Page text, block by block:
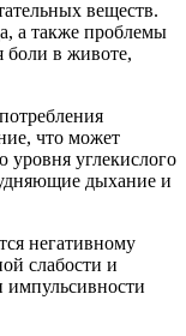
веществ.
а также проблемы
боли в животе,
что может
углекислого
дыхание и
негативному
слабости и
импульсивности